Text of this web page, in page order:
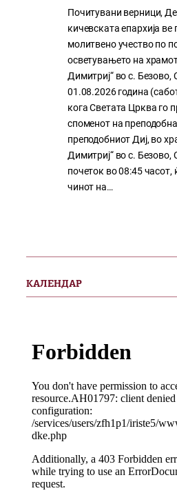
Почитувани верници,
кичевската епархија ве
молитвено учество по
осветувањето на
Димитриј“ во с. Безово,
01.08.2026 година
кога Светата Црква го
споменот на
преподобниот Диј, во
Димитриј“ во с. Безово,
почеток во 08:45 часот,
чинот на…
КАЛЕНДАР